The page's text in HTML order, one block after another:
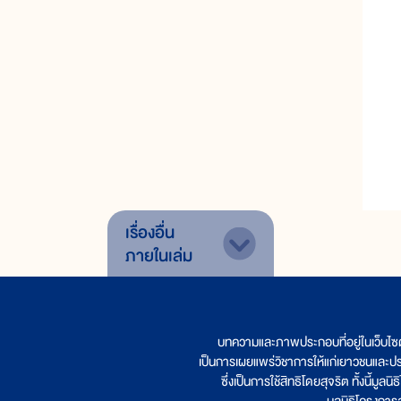
เรื่องอื่น
ภายในเล่ม
บทความและภาพประกอบที่อยู่ในเว็บ
เป็นการเผยแพร่วิชาการให้แก่เยาวชนแล
ซึ่งเป็นการใช้สิทธิโดยสุจริต ทั้งนี้มูลนิ